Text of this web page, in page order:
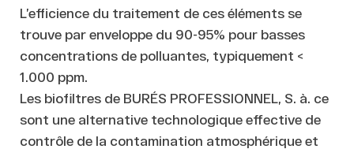
L’efficience du traitement de ces éléments se
trouve par enveloppe du 90-95% pour basses
concentrations de polluantes, typiquement <
1.000 ppm.
Les biofiltres de BURÉS PROFESSIONNEL, S. à. ce
sont une alternative technologique effective de
contrôle de la contamination atmosphérique et